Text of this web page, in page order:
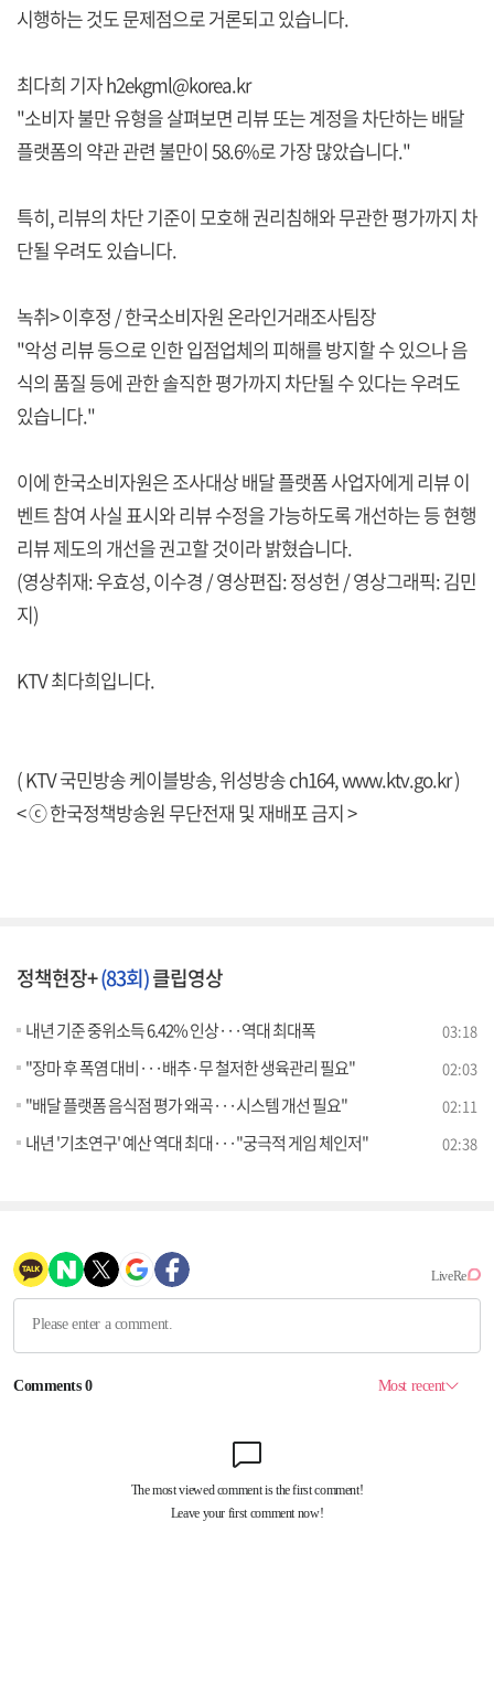
시행하는 것도 문제점으로 거론되고 있습니다.
최다희 기자 h2ekgml@korea.kr
"소비자 불만 유형을 살펴보면 리뷰 또는 계정을 차단하는 배달
플랫폼의 약관 관련 불만이 58.6%로 가장 많았습니다."
특히, 리뷰의 차단 기준이 모호해 권리침해와 무관한 평가까지 차
단될 우려도 있습니다.
녹취> 이후정 / 한국소비자원 온라인거래조사팀장
"악성 리뷰 등으로 인한 입점업체의 피해를 방지할 수 있으나 음
식의 품질 등에 관한 솔직한 평가까지 차단될 수 있다는 우려도
있습니다."
이에 한국소비자원은 조사대상 배달 플랫폼 사업자에게 리뷰 이
벤트 참여 사실 표시와 리뷰 수정을 가능하도록 개선하는 등 현행
리뷰 제도의 개선을 권고할 것이라 밝혔습니다.
(영상취재: 우효성, 이수경 / 영상편집: 정성헌 / 영상그래픽: 김민
지)
KTV 최다희입니다.
( KTV 국민방송 케이블방송, 위성방송 ch164,www.ktv.go.kr)
< ⓒ 한국정책방송원 무단전재 및 재배포 금지 >
정책현장+(83회)클립영상
내년 기준 중위소득 6.42% 인상···역대 최대폭 03:18
"장마 후 폭염 대비···배추·무 철저한 생육관리 필요" 02:03
"배달 플랫폼 음식점 평가 왜곡···시스템 개선 필요" 02:11
내년 '기초연구' 예산 역대 최대···"궁극적 게임 체인저" 02:38